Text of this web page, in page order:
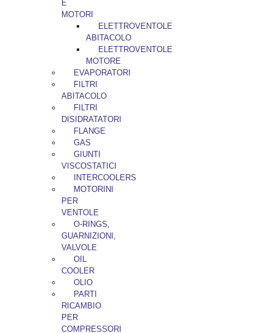
E
MOTORI
ELETTROVENTOLE
ABITACOLO
ELETTROVENTOLE
MOTORE
EVAPORATORI
FILTRI
ABITACOLO
FILTRI
DISIDRATATORI
FLANGE
GAS
GIUNTI
VISCOSTATICI
INTERCOOLERS
MOTORINI
PER
VENTOLE
O-RINGS,
GUARNIZIONI,
VALVOLE
OIL
COOLER
OLIO
PARTI
RICAMBIO
PER
COMPRESSORI